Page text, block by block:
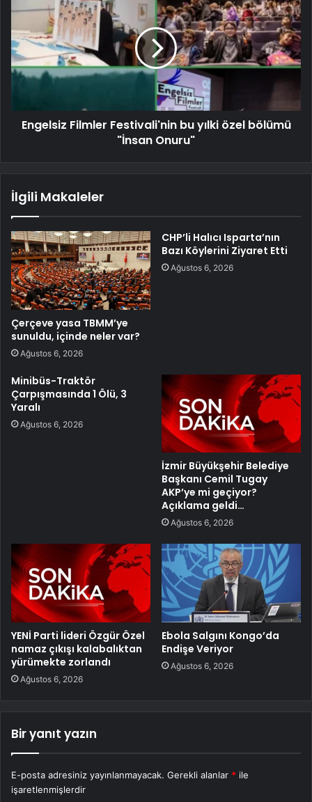
Engelsiz Filmler Festivali'nin bu yılki özel bölümü
"İnsan Onuru"
İlgili Makaleler
Çerçeve yasa TBMM’ye
sunuldu, içinde neler var?
Ağustos 6, 2026
CHP’li Halıcı Isparta’nın
Bazı Köylerini Ziyaret Etti
Ağustos 6, 2026
Minibüs-Traktör
Çarpışmasında 1 Ölü, 3
Yaralı
Ağustos 6, 2026
İzmir Büyükşehir Belediye
Başkanı Cemil Tugay
AKP’ye mi geçiyor?
Açıklama geldi…
Ağustos 6, 2026
YENİ Parti lideri Özgür Özel
namaz çıkışı kalabalıktan
yürümekte zorlandı
Ağustos 6, 2026
Ebola Salgını Kongo’da
Endişe Veriyor
Ağustos 6, 2026
Bir yanıt yazın
E-posta adresiniz yayınlanmayacak. Gerekli alanlar * ile
işaretlenmişlerdir